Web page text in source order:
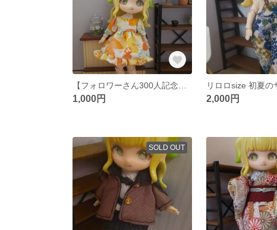
1,000円 2,000円
SOLD OUT